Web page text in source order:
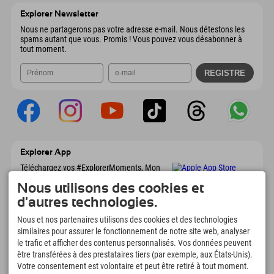
Explorer Newsletter
Nous ne partagerons pas votre adresse e-mail. Nous détestons les
spams autant que vous. Promis ! Vous pouvez vous désabonner à
tout moment.
Explorer App
Téléchargez vos #ExplorerMoments, Mon
réservations, liste de choses à faire, aperçu
des restaurants et bien plus encore.
Téléchargez-le maintenant !
L'heure des moments d'exploration
166
Lacs de montagne et
4.634km
Pistes de ski et de
Nous utilisons des cookies et
d'autres technologies.
Nous et nos partenaires utilisons des cookies et des technologies
similaires pour assurer le fonctionnement de notre site web, analyser
le trafic et afficher des contenus personnalisés. Vos données peuvent
être transférées à des prestataires tiers (par exemple, aux États-Unis).
Votre consentement est volontaire et peut être retiré à tout moment.